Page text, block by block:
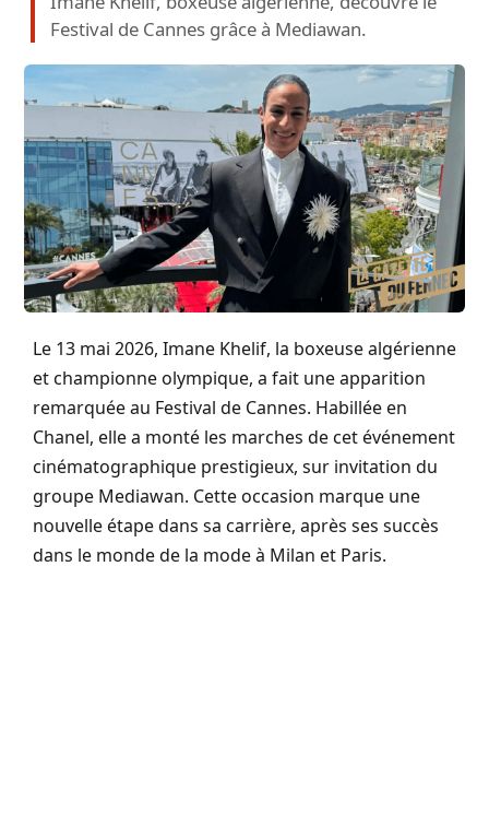
Festival de Cannes grâce à Mediawan.
Le 13 mai 2026, Imane Khelif, la boxeuse algérienne
et championne olympique, a fait une apparition
remarquée au Festival de Cannes. Habillée en
Chanel, elle a monté les marches de cet événement
cinématographique prestigieux, sur invitation du
groupe Mediawan. Cette occasion marque une
nouvelle étape dans sa carrière, après ses succès
dans le monde de la mode à Milan et Paris.